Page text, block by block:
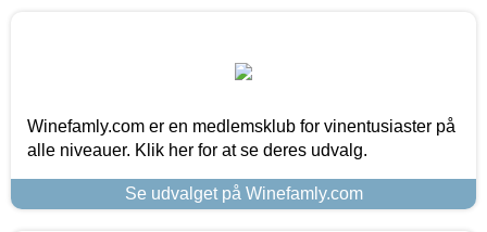
Winefamly.com er en medlemsklub for vinentusiaster på
alle niveauer. Klik her for at se deres udvalg.
Se udvalget på Winefamly.com